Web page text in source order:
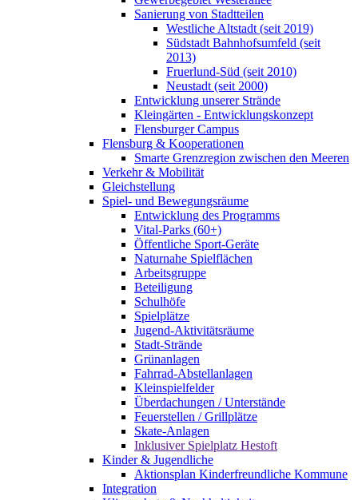
Sanierung von Stadtteilen
Westliche Altstadt (seit 2019)
Südstadt Bahnhofsumfeld (seit
2013)
Fruerlund-Süd (seit 2010)
Neustadt (seit 2000)
Entwicklung unserer Strände
Kleingärten - Entwicklungskonzept
Flensburger Campus
Flensburg & Kooperationen
Smarte Grenzregion zwischen den Meeren
Verkehr & Mobilität
Gleichstellung
Spiel- und Bewegungsräume
Entwicklung des Programms
Vital-Parks (60+)
Öffentliche Sport-Geräte
Naturnahe Spielflächen
Arbeitsgruppe
Beteiligung
Schulhöfe
Spielplätze
Jugend-Aktivitätsräume
Stadt-Strände
Grünanlagen
Fahrrad-Abstellanlagen
Kleinspielfelder
Überdachungen / Unterstände
Feuerstellen / Grillplätze
Skate-Anlagen
Inklusiver Spielplatz Hestoft
Kinder & Jugendliche
Aktionsplan Kinderfreundliche Kommune
Integration